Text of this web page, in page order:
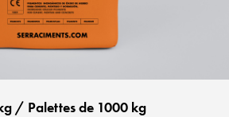
/ Palettes de 1000 kg